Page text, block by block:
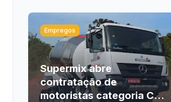
Empregos
Supermix abre
contratação de
motoristas categoria C, D